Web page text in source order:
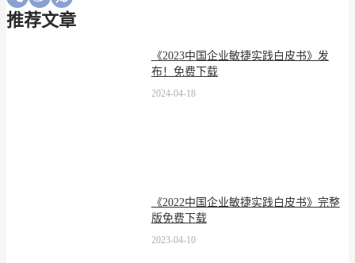
推荐文章
《2023中国企业敏捷实践白皮书》发
布！免费下载
2024-04-18
《2022中国企业敏捷实践白皮书》完整
版免费下载
2023-04-10